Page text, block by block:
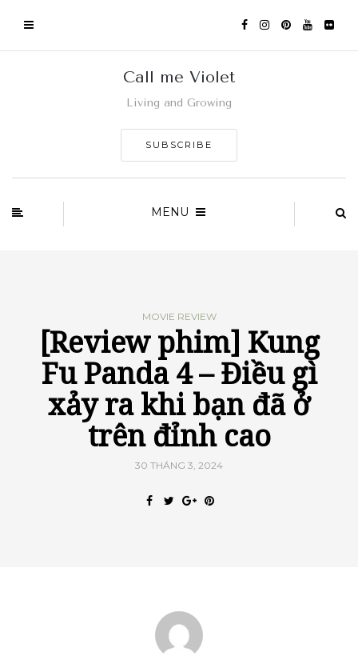
Call me Violet
Living and Growing
SUBSCRIBE
MENU
MOVIE REVIEW
[Review phim] Kung
Fu Panda 4 – Điều gì
xảy ra khi bạn đã ở
trên đỉnh cao
30 THÁNG 3, 2024